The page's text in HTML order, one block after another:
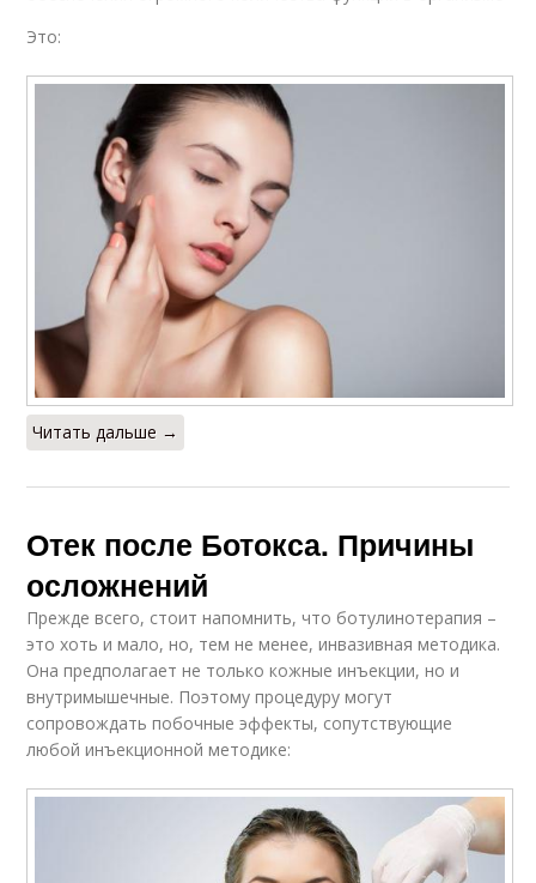
Это:
Читать дальше →
Отек после Ботокса. Причины
осложнений
Прежде всего, стоит напомнить, что ботулинотерапия –
это хоть и мало, но, тем не менее, инвазивная методика.
Она предполагает не только кожные инъекции, но и
внутримышечные. Поэтому процедуру могут
сопровождать побочные эффекты, сопутствующие
любой инъекционной методике: